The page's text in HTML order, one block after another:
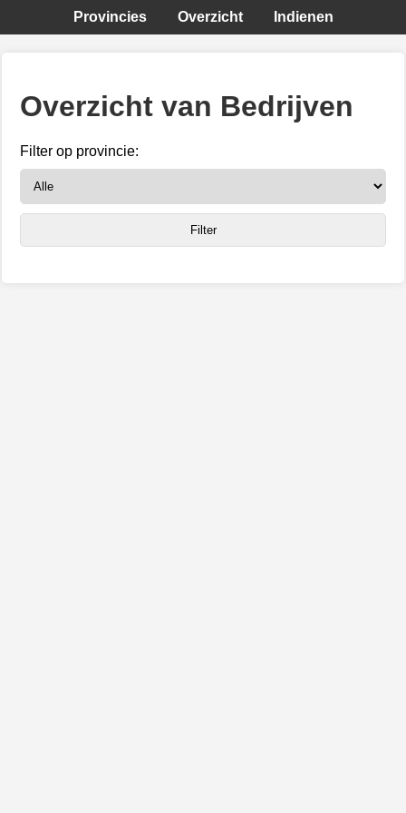
Provincies Overzicht Indienen
Overzicht van Bedrijven
Filter op provincie: